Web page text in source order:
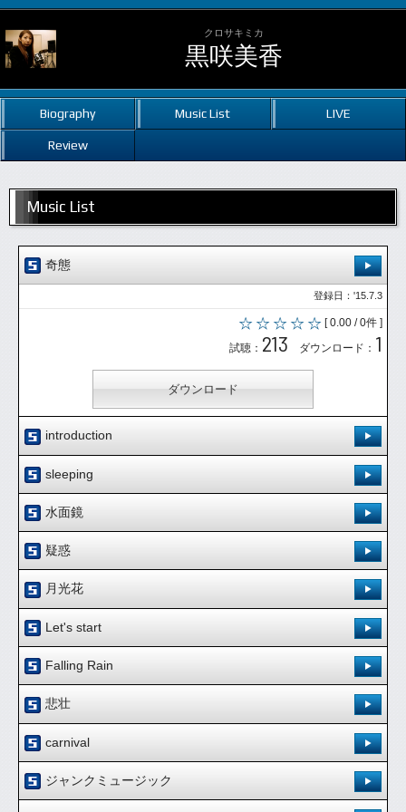
クロサキミカ
黒咲美香
Biography Music List LIVE
Review
Music List
奇態
登録日：'15.7.3
[ 0.00 / 0件 ]
試聴： 213 ダウンロード： 1
ダウンロード
introduction
登録日：'15.7.24
[ 0.00 / 0件 ]
ダウンロード：0
sleeping
登録日：'15.7.24
[ 0.00 / 0件 ]
ダウンロード：0
水面鏡
登録日：'15.10.19
[ 0.00 / 0件 ]
ダウンロード：0
疑惑
登録日：'15.10.19
[ 0.00 / 0件 ]
ダウンロード：0
月光花
登録日：'15.10.19
[ 0.00 / 0件 ]
ダウンロード：0
Let's start
登録日：'16.6.9
Instrumental
[ 0.00 / 0件 ]
ダウンロード：0
Falling Rain
登録日：'16.6.9
Instrumental
[ 0.00 / 0件 ]
ダウンロード：0
悲壮
登録日：'16.6.9
Instrumental
[ 0.00 / 0件 ]
ダウンロード：0
carnival
登録日：'16.6.9
Instrumental
[ 0.00 / 0件 ]
ジャンクミュージック